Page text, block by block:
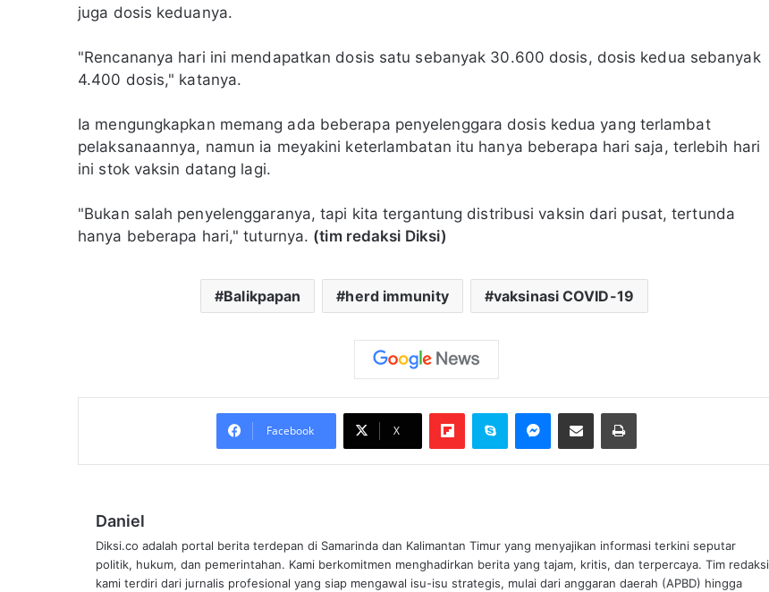
juga dosis keduanya.
"Rencananya hari ini mendapatkan dosis satu sebanyak 30.600 dosis, dosis kedua sebanyak
4.400 dosis," katanya.
Ia mengungkapkan memang ada beberapa penyelenggara dosis kedua yang terlambat
pelaksanaannya, namun ia meyakini keterlambatan itu hanya beberapa hari saja, terlebih hari
ini stok vaksin datang lagi.
"Bukan salah penyelenggaranya, tapi kita tergantung distribusi vaksin dari pusat, tertunda
hanya beberapa hari," tuturnya. (tim redaksi Diksi)
Balikpapan herd immunity vaksinasi COVID-19
Facebook X
FlipboardSkype Messenger
Bagikan melalui Email Cetak
Daniel
Diksi.co adalah portal berita terdepan di Samarinda dan Kalimantan Timur yang menyajikan informasi terkini seputar
politik, hukum, dan pemerintahan. Kami berkomitmen menghadirkan berita yang tajam, kritis, dan terpercaya. Tim redaksi
kami terdiri dari jurnalis profesional yang siap mengawal isu-isu strategis, mulai dari anggaran daerah (APBD) hingga